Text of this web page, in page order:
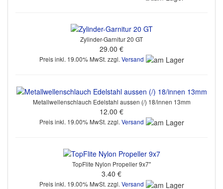
Zylinder-Garnitur 20 GT
29.00 €
Preis inkl. 19.00% MwSt. zzgl. Versand
Metallwellenschlauch Edelstahl aussen (/) 18/innen 13mm
12.00 €
Preis inkl. 19.00% MwSt. zzgl. Versand
TopFlite Nylon Propeller 9x7"
3.40 €
Preis inkl. 19.00% MwSt. zzgl. Versand